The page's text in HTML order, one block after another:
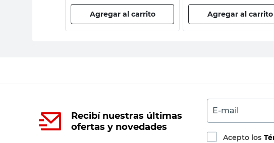
Agregar al carrito Agregar al carrito
Recibí nuestras últimas
ofertas y novedades
E-mail
Acepto los